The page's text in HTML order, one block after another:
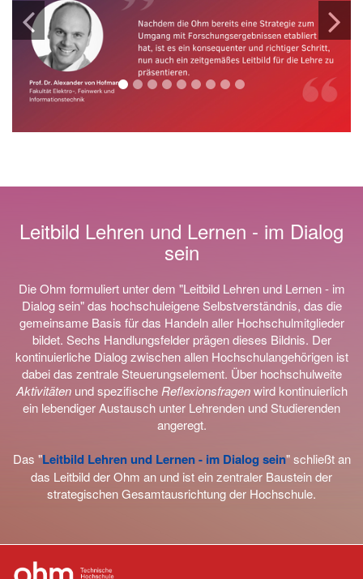
1 2 3 4 5 6 7 8 9
Leitbild Lehren und Lernen - im Dialog
sein
Die Ohm formuliert unter dem "Leitbild Lehren und Lernen - im
Dialog sein" das hochschuleigene Selbstverständnis, das die
gemeinsame Basis für das Handeln aller Hochschulmitglieder
bildet. Sechs Handlungsfelder prägen dieses Bildnis. Der
kontinuierliche Dialog zwischen allen Hochschulangehörigen ist
dabei das zentrale Steuerungselement. Über hochschulweite
Aktivitätenund spezifische Reflexionsfragenwird kontinuierlich
ein lebendiger Austausch unter Lehrenden und Studierenden
angeregt.
Das "Leitbild Lehren und Lernen - im Dialog sein" schließt an
das Leitbild der Ohm an und ist ein zentraler Baustein der
strategischen Gesamtausrichtung der Hochschule.